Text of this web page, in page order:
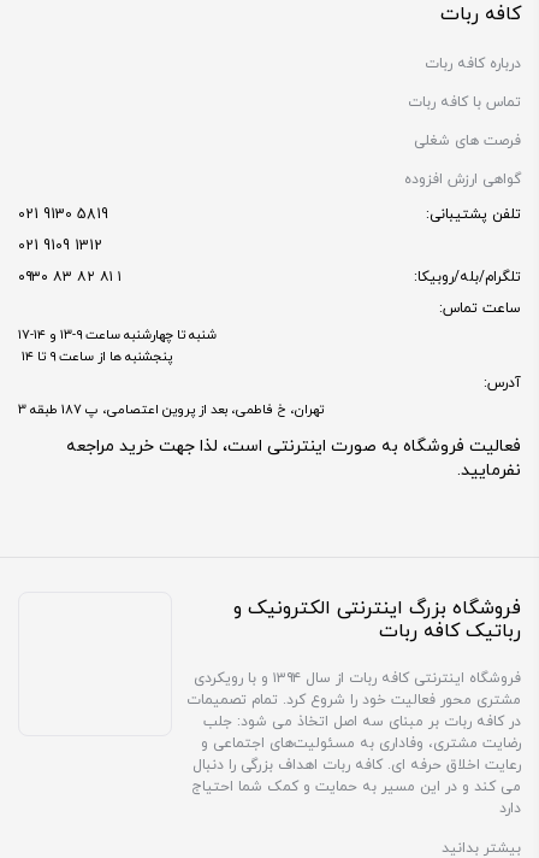
کافه ربات
درباره کافه ربات
تماس با کافه ربات
فرصت های شغلی
گواهی ارزش افزوده
تلفن پشتیبانی:
5819 9130 021
1312 9109 021
تلگرام/بله/روبیکا:
۱ ۸۱ ۸۲ ۸۳ ۰۹۳۰
ساعت تماس:
شنبه تا چهارشنبه ساعت ۹-۱۳ و ۱۴-۱۷
پنجشنبه ها از ساعت ۹ تا ۱۴
آدرس:
تهران، خ فاطمی، بعد از پروین اعتصامی، پ 187 طبقه 3
فعالیت فروشگاه به صورت اینترنتی است، لذا جهت خرید مراجعه
نفرمایید.
فروشگاه بزرگ اینترنتی الکترونیک و
رباتیک کافه ربات
فروشگاه اینترنتی کافه ربات از سال ۱۳۹۴ و با رویکردی
مشتری محور فعالیت خود را شروع کرد. تمام تصمیمات
در کافه ربات بر مبنای سه اصل اتخاذ می شود: جلب
رضایت مشتری، وفاداری به مسئولیت‌های اجتماعی و
رعایت اخلاق حرفه ای. کافه ربات اهداف بزرگی را دنبال
می کند و در این مسیر به حمایت و کمک شما احتیاج
دارد
بیشتر بدانید